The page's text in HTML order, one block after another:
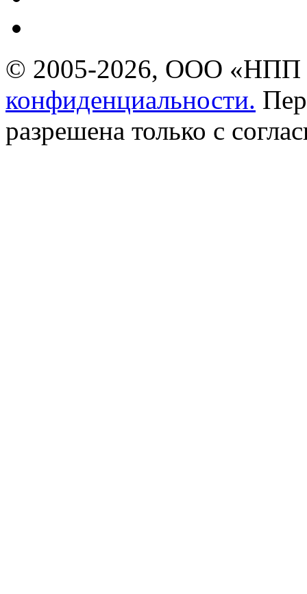
© 2005-2026, ООО «НПП
конфиденциальности.
разрешена только с